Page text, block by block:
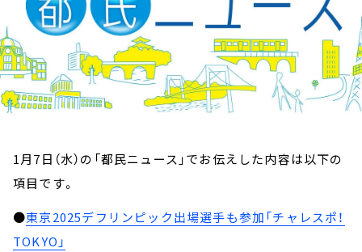
1月7日（水）の「都民ニュース」でお伝えした内容は以下の
項目です。
●東京2025デフリンピック出場選手も参加「チャレスポ！
TOKYO」